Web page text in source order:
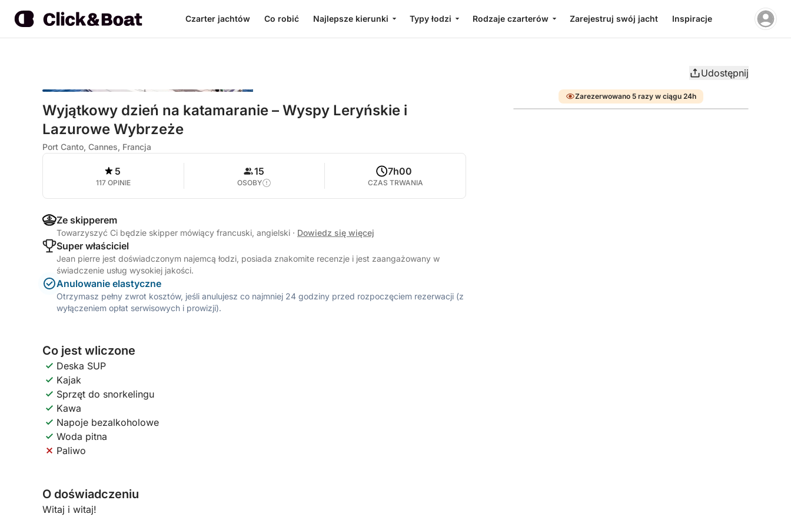
Czarter jachtów Co robić Najlepsze kierunki Typy łodzi Rodzaje czarterów Zarejestruj swój jacht Inspiracje
Udostępnij
Wyjątkowy dzień na katamaranie – Wyspy Leryńskie i
Lazurowe Wybrzeże
Port Canto, Cannes, Francja
5
117 OPINIE
15
OSOBY
7h00
CZAS TRWANIA
Ze skipperem
Towarzyszyć Ci będzie skipper mówiący francuski, angielski · Dowiedz się więcej
Super właściciel
Jean pierre jest doświadczonym najemcą łodzi, posiada znakomite recenzje i jest zaangażowany w
świadczenie usług wysokiej jakości.
Anulowanie elastyczne
Otrzymasz pełny zwrot kosztów, jeśli anulujesz co najmniej 24 godziny przed rozpoczęciem rezerwacji (z
wyłączeniem opłat serwisowych i prowizji).
Co jest wliczone
Deska SUP
Kajak
Sprzęt do snorkelingu
Kawa
Napoje bezalkoholowe
Woda pitna
Paliwo
O doświadczeniu
Witaj i witaj!
Zarezerwowano 5 razy w ciągu 24h